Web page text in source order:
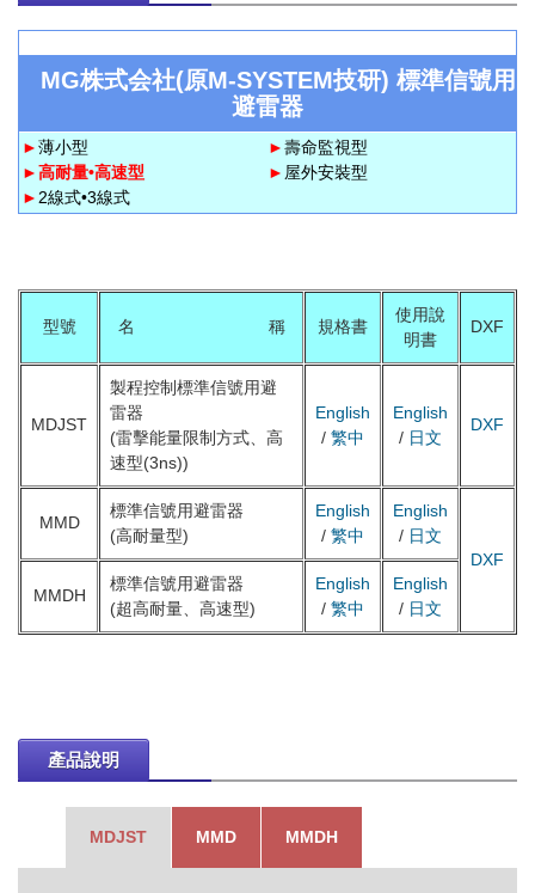
MG株式会社(原M-SYSTEM技研) 標準信號用
避雷器
►薄小型 ►壽命監視型
►高耐量•高速型 ► 屋外安裝型
►2線式•3線式
型號 名 稱 規格書
使用說
明書
DXF
MDJST
製程控制標準信號用避
雷器
(雷擊能量限制方式、高
速型(3ns))
English
/ 繁中
English
/ 日文
DXF
MMD
標準信號用避雷器
(高耐量型)
English
/ 繁中
English
/ 日文
DXF
MMDH
標準信號用避雷器
(超高耐量、高速型)
English
/ 繁中
English
/ 日文
產品說明
MDJST MMD MMDH